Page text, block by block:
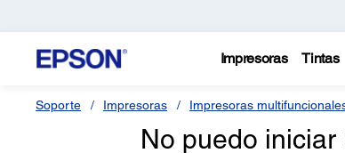
Impresoras Tintas
Soporte Impresoras Impresoras
No puedo